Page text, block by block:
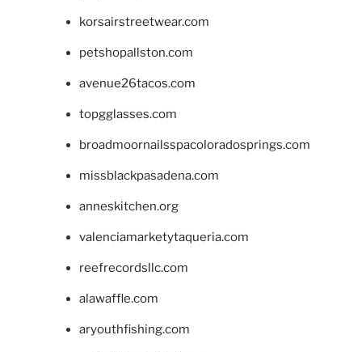
korsairstreetwear.com
petshopallston.com
avenue26tacos.com
topgglasses.com
broadmoornailsspacoloradosprings.com
missblackpasadena.com
anneskitchen.org
valenciamarketytaqueria.com
reefrecordsllc.com
alawaffle.com
aryouthfishing.com